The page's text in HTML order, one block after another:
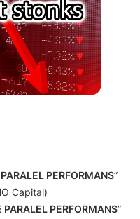
PERFORMANS”
Capital)
PARALEL PERFORMANS”